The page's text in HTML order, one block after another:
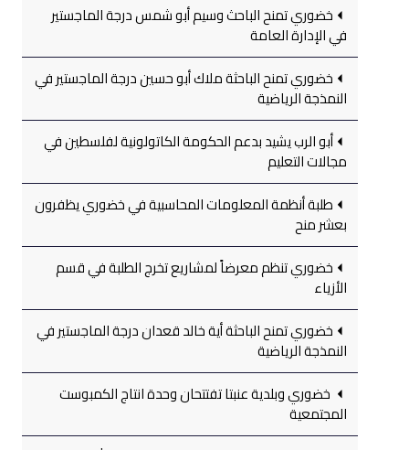
خضوري تمنح الباحث وسيم أبو شمس درجة الماجستير
في الإدارة العامة
خضوري تمنح الباحثة ملاك أبو حسين درجة الماجستير في
النمذجة الرياضية
أبو الرب يشيد بدعم الحكومة الكاتولونية لفلسطين في
مجالات التعليم
طلبة أنظمة المعلومات المحاسبية في خضوري يظفرون
بعشر منح
خضوري تنظم معرضاً لمشاريع تخرج الطلبة في قسم
الأزياء
خضوري تمنح الباحثة أية خالد قعدان درجة الماجستير في
النمذجة الرياضية
خضوري وبلدية عنبتا تفتتحان وحدة انتاج الكمبوست
المجتمعية